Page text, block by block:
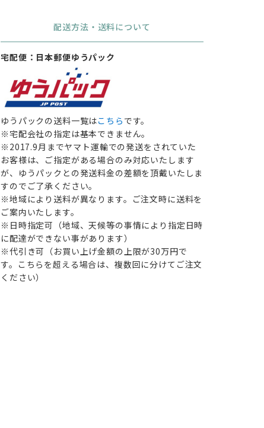
配送方法・送料について
宅配便：日本郵便ゆうパック
ゆうパックの送料一覧はこちら です。
※宅配会社の指定は基本できません。
※2017.9月までヤマト運輸での発送をされていた
お客様は、ご指定がある場合のみ対応いたします
が、ゆうパックとの発送料金の差額を頂戴いたしま
すのでご了承ください。
※地域により送料が異なります。ご注文時に送料を
ご案内いたします。
※日時指定可（地域、天候等の事情により指定日時
に配達ができない事があります）
※代引き可（お買い上げ金額の上限が30万円で
す。こちらを超える場合は、複数回に分けてご注文
ください）